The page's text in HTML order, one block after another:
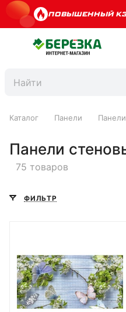
ПОВЫШЕННЫЙ
Каталог Панели
Панели
75 товаров
ФИЛЬТР